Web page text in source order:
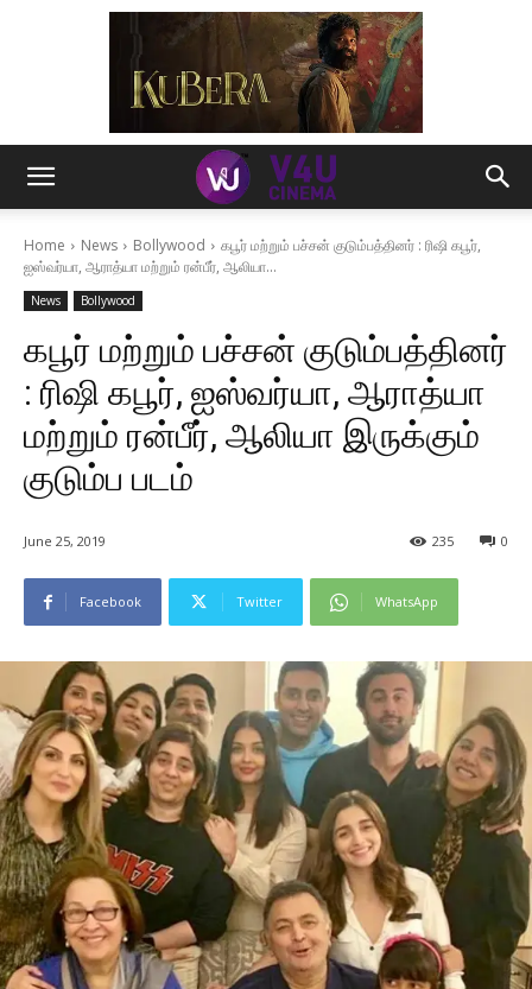
Home News Bollywood
கபூர் மற்றும் பச்சன் குடும்பத்தினர் : ரிஷி கபூர்,
ஐஸ்வர்யா, ஆராத்யா மற்றும் ரன்பீர், ஆலியா...
News Bollywood
கபூர் மற்றும் பச்சன் குடும்பத்தினர்
: ரிஷி கபூர், ஐஸ்வர்யா, ஆராத்யா
மற்றும் ரன்பீர், ஆலியா இருக்கும்
குடும்ப படம்
June 25, 2019 0
235
Facebook Twitter WhatsApp